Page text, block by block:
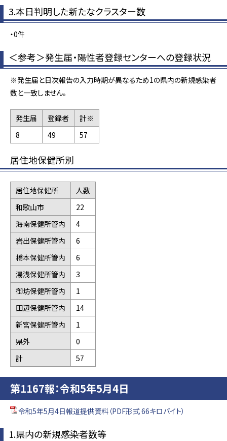
3.本日判明した新たなクラスター数
・0件
＜参考＞発生届・陽性者登録センターへの登録状況
※発生届と日次報告の入力時期が異なるため1の県内の新規感染者
数と一致しません。
発生届 登録者
計※
8
49 57
居住地保健所別
居住地保健所
人数
和歌山市
22
海南保健所管内
4
岩出保健所管内
6
橋本保健所管内
6
湯浅保健所管内
3
御坊保健所管内
1
田辺保健所管内
14
新宮保健所管内
1
県外
0
計
57
第1167報：令和5年5月4日
令和5年5月4日報道提供資料（PDF形式 66キロバイト）
1.県内の新規感染者数等